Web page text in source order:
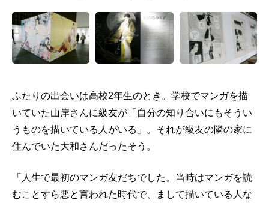
ふたりの出会いは高校2年生のとき。学校でマンガを描
いていた山岸さんに級友が「自分の知り合いにもそうい
うものを描いている人がいる」。それが級友の隣の家に
住んでいた大和さんだったそう。
「人生で最初のマンガ友だちでした。当時はマンガを読
むことすら悪と言われた時代で、まして描いている人な